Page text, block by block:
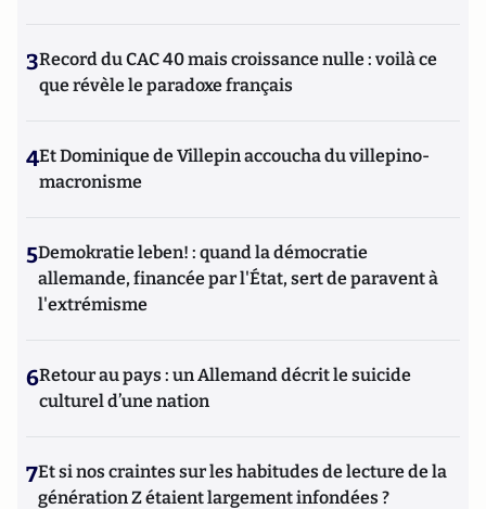
3Record du CAC 40 mais croissance nulle : voilà ce
que révèle le paradoxe français
4Et Dominique de Villepin accoucha du villepino-
macronisme
5Demokratie leben! : quand la démocratie
allemande, financée par l'État, sert de paravent à
l'extrémisme
6Retour au pays : un Allemand décrit le suicide
culturel d’une nation
7Et si nos craintes sur les habitudes de lecture de la
génération Z étaient largement infondées ?